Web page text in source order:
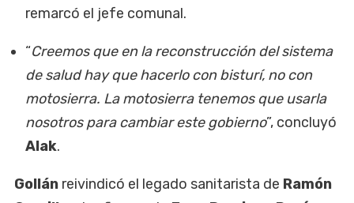
remarcó el jefe comunal.
“Creemos que en la reconstrucción del sistema
de salud hay que hacerlo con bisturí, no con
motosierra. La motosierra tenemos que usarla
nosotros para cambiar este gobierno”, concluyó
Alak.
Gollán reivindicó el legado sanitarista de Ramón